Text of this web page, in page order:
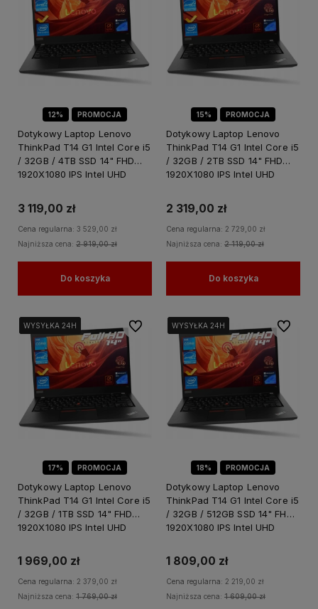
12% PROMOCJA
Dotykowy Laptop Lenovo
ThinkPad T14 G1 Intel Core i5
/ 32GB / 4TB SSD 14" FHD
1920X1080 IPS Intel UHD
3 119,00 zł
Cena regularna: 3 529,00 zł
Najniższa cena: 2 919,00 zł
Do koszyka
15% PROMOCJA
Dotykowy Laptop Lenovo
ThinkPad T14 G1 Intel Core i5
/ 32GB / 2TB SSD 14" FHD
1920X1080 IPS Intel UHD
2 319,00 zł
Cena regularna: 2 729,00 zł
Najniższa cena: 2 119,00 zł
Do koszyka
17% PROMOCJA
WYSYŁKA 24H
WYSYŁKA 24H
WYSYŁKA 24H
Dotykowy Laptop Lenovo
ThinkPad T14 G1 Intel Core i5
/ 32GB / 1TB SSD 14" FHD
1920X1080 IPS Intel UHD
1 969,00 zł
Cena regularna: 2 379,00 zł
Najniższa cena: 1 769,00 zł
Do ulubionych
18% PROMOCJA
WYSYŁKA 24H
WYSYŁKA 24H
WYSYŁKA 24H
Dotykowy Laptop Lenovo
ThinkPad T14 G1 Intel Core i5
/ 32GB / 512GB SSD 14" FHD
1920X1080 IPS Intel UHD
1 809,00 zł
Cena regularna: 2 219,00 zł
Najniższa cena: 1 609,00 zł
Do